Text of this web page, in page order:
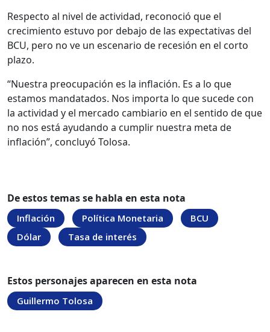
Respecto al nivel de actividad, reconoció que el
crecimiento estuvo por debajo de las expectativas del
BCU, pero no ve un escenario de recesión en el corto
plazo.
“Nuestra preocupación es la inflación. Es a lo que
estamos mandatados. Nos importa lo que sucede con
la actividad y el mercado cambiario en el sentido de que
no nos está ayudando a cumplir nuestra meta de
inflación”, concluyó Tolosa.
De estos temas se habla en esta nota
Inflación Política Monetaria
BCU
Dólar
Tasa de interés
Estos personajes aparecen en esta nota
Guillermo Tolosa